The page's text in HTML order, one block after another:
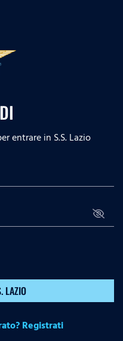
entrare in S.S. Lazio
LAZIO
Registrati